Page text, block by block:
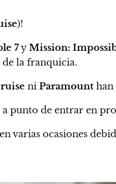
)!
7yMission:
de la franquicia.
ni Paramount
a punto de entrar en
varias ocasiones